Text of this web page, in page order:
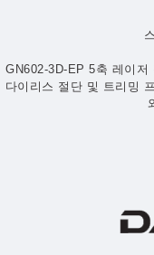
GN602-3D-EP 5축 레이
다이리스 절단 및 트리밍